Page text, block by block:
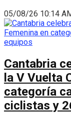
05/08/26 10:14
Cantabria
la V Vuelta
categoría
ciclistas y